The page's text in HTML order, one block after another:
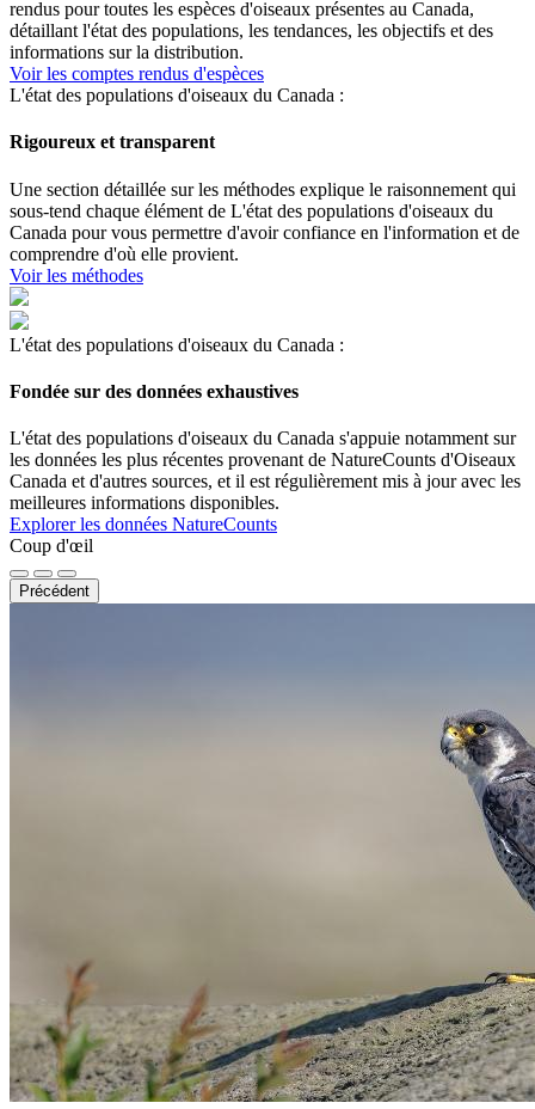
rendus pour toutes les espèces d'oiseaux présentes au Canada,
détaillant l'état des populations, les tendances, les objectifs et des
informations sur la distribution.
Voir les comptes rendus d'espèces
L'état des populations d'oiseaux du Canada :
Rigoureux et transparent
Une section détaillée sur les méthodes explique le raisonnement qui
sous-tend chaque élément de L'état des populations d'oiseaux du
Canada pour vous permettre d'avoir confiance en l'information et de
comprendre d'où elle provient.
Voir les méthodes
L'état des populations d'oiseaux du Canada :
Fondée sur des données exhaustives
L'état des populations d'oiseaux du Canada s'appuie notamment sur
les données les plus récentes provenant de NatureCounts d'Oiseaux
Canada et d'autres sources, et il est régulièrement mis à jour avec les
meilleures informations disponibles.
Explorer les données NatureCounts
Coup d'œil
Précédent